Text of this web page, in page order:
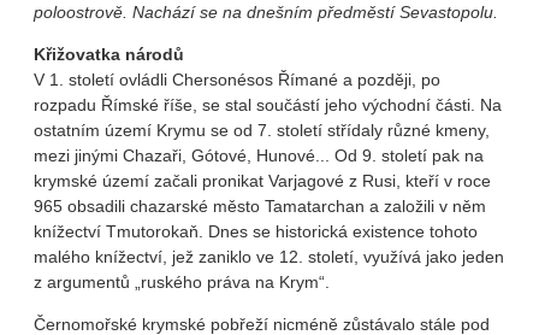
poloostrově. Nachází se na dnešním předměstí Sevastopolu.
Křižovatka národů
V 1. století ovládli Chersonésos Římané a později, po
rozpadu Římské říše, se stal součástí jeho východní části. Na
ostatním území Krymu se od 7. století střídaly různé kmeny,
mezi jinými Chazaři, Gótové, Hunové... Od 9. století pak na
krymské území začali pronikat Varjagové z Rusi, kteří v roce
965 obsadili chazarské město Tamatarchan a založili v něm
knížectví Tmutorokaň. Dnes se historická existence tohoto
malého knížectví, jež zaniklo ve 12. století, využívá jako jeden
z argumentů „ruského práva na Krym“.
Černomořské krymské pobřeží nicméně zůstávalo stále pod